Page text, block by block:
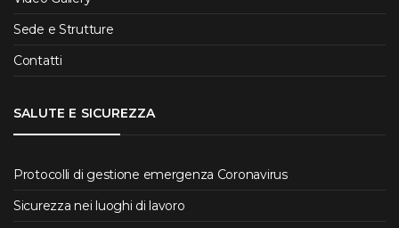
Sede e Strutture
Contatti
SALUTE E SICUREZZA
Protocolli di gestione emergenza Coronavirus
Sicurezza nei luoghi di lavoro